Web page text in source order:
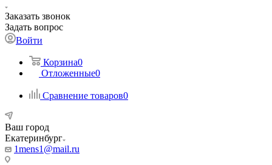
Заказать звонок
Задать вопрос
Войти
Корзина0
Отложенные0
Сравнение товаров0
Ваш город
Екатеринбург
1mens1@mail.ru